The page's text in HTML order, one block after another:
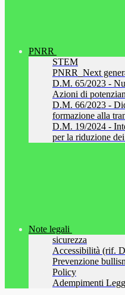
PNRR
STEM
PNRR_Next
D.M. 65/2023 -
Azioni di
D.M. 66/2023 -
formazione alla
D.M. 19/2024 -
per la riduzione
Note legali
sicurezza
Accessibilità (rif.
Prevenzione
Policy
Adempimenti